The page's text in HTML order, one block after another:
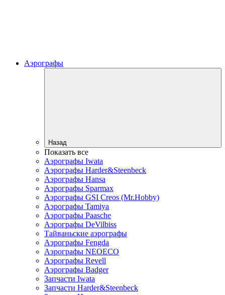
Аэрографы
Назад
Показать все
Аэрографы Iwata
Аэрографы Harder&Steenbeck
Аэрографы Hansa
Аэрографы Sparmax
Аэрографы GSI Creos (Mr.Hobby)
Аэрографы Tamiya
Аэрографы Paasche
Аэрографы DeVilbiss
Тайваньские аэрографы
Аэрографы Fengda
Аэрографы NEOECO
Аэрографы Revell
Аэрографы Badger
Запчасти Iwata
Запчасти Harder&Steenbeck